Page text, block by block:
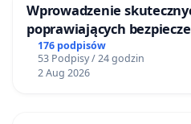
Wprowadzenie
poprawiających
Żeromskiego w Otwocku
176 podpisów
53 Podpisy / 24 godzin
2 Aug 2026